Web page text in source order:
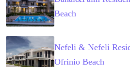
Beach
Nefeli & Nefeli
Ofrinio Beach